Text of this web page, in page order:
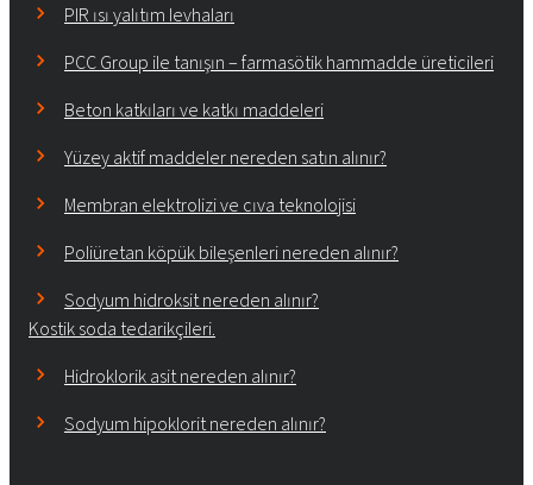
PIR ısı yalıtım levhaları
PCC Group ile tanışın – farmasötik hammadde üreticileri
Beton katkıları ve katkı maddeleri
Yüzey aktif maddeler nereden satın alınır?
Membran elektrolizi ve cıva teknolojisi
Poliüretan köpük bileşenleri nereden alınır?
Sodyum hidroksit nereden alınır?
Kostik soda tedarikçileri.
Hidroklorik asit nereden alınır?
Sodyum hipoklorit nereden alınır?